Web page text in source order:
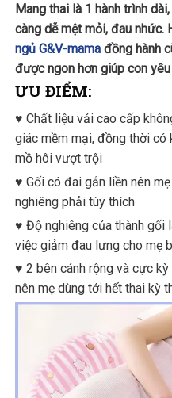
Mang thai là 1 hành trình
càng dễ mệt mỏi, đau nhức.
ngủ G&V-mamađồng hành
được ngon hơn giúp con
ƯU ĐIỂM:
♥️ Chất liệu vải cao cấp
giác mềm mại, đồng thời có
mồ hôi vượt trội
♥️ Gối có đai gắn liền nên
nghiêng phải tùy thích
♥️ Độ nghiêng của thành gối
việc giảm đau lưng cho mẹ
♥️ 2 bên cánh rộng và cực
nên mẹ dùng tới hết thai kỳ